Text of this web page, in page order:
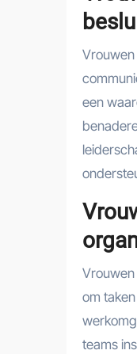
een
om
teams